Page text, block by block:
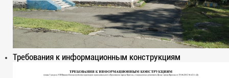
Требования к информационным конструкциям